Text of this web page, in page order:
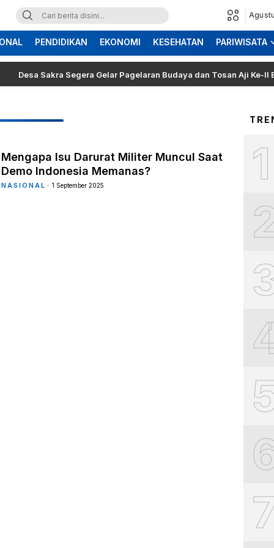
PENDIDIKAN EKONOMI KESEHATAN PARIWISATA
Sakra Segera Gelar Pagelaran Budaya dan Tosan Aji Ke-II
Mengapa Isu Darurat Militer Muncul Saat
Demo Indonesia Memanas?
NASIONAL 1 September 2025
1